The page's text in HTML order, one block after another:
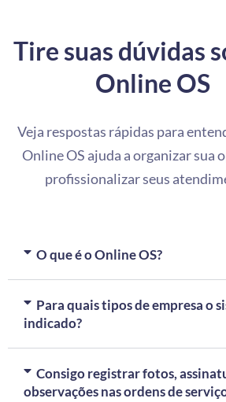
Tire suas dúvidas
Online OS
Veja respostas rápidas para
Online OS ajuda a organizar sua
profissionalizar seus
O que é o Online OS?
Para quais tipos de empresa o
indicado?
Consigo registrar fotos,
observações nas ordens de